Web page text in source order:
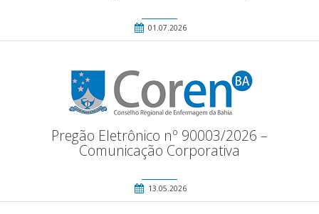
01.07.2026
Pregão Eletrônico nº 90003/2026 –
Comunicação Corporativa
13.05.2026